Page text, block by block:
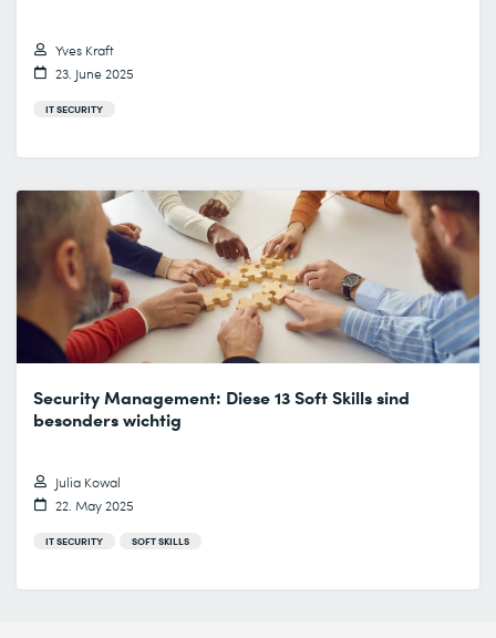
Yves Kraft
23. June 2025
IT SECURITY
Security Management: Diese 13 Soft Skills sind
besonders wichtig
Julia Kowal
22. May 2025
IT SECURITY SOFT SKILLS